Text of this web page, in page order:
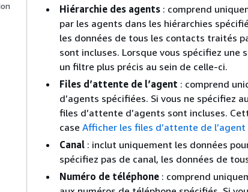
Hiérarchie des agents : comprend
par les agents dans les hiérarchies
les données de tous les contacts traités
sont incluses. Lorsque vous spécifiez une
un filtre plus précis au sein de celle-ci.
Files d’attente de l’agent : comprend
d’agents spécifiées. Si vous ne spécifiez
files d’attente d’agents sont incluses.
case Afficher les files d’attente de l’agent
Canal : inclut uniquement les données
spécifiez pas de canal, les données de
Numéro de téléphone : comprend